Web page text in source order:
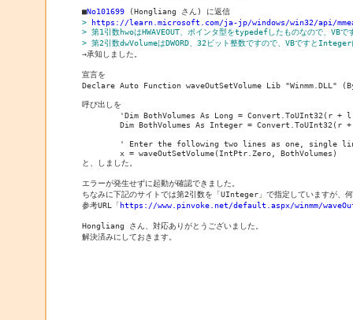
■No101699
(Hongliang さん) に返信
> https://learn.microsoft.com/ja-jp/windows/win32/api/
> 第1引数hwoはHWAVEOUT、ポインタ型をtypedefしたものなので、VB
> 第2引数dwVolumeはDWORD、32ビット整数ですので、VBですとInteger
→承知しました。
宣言を
Declare Auto Function waveOutSetVolume Lib
呼び出しを
'Dim BothVolumes As Long = Convert.ToUInt32(r +
Dim BothVolumes As Integer = Convert.ToUInt32(r
' Enter the following two lines as one, single
        x = waveOutSetVolume(IntPtr.Zero, BothVolumes)
と、しました。
エラーが発生せずに起動が確認できました。
ちなみに下記のサイトでは第2引数を「UInteger」で指定していますが、
参考URL「https://www.pinvoke.net/default.aspx/winmm/
Hongliang さん、対応ありがとうございました。
解決済みにしておきます。